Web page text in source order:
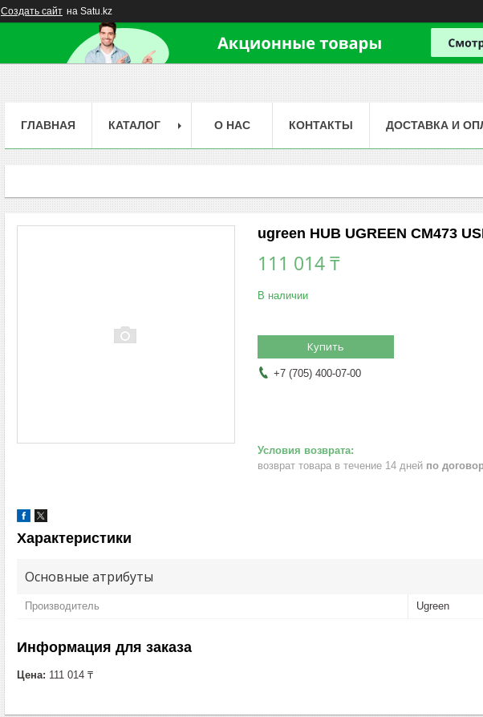
Создать сайт на Satu.kz
ГЛАВНАЯ КАТАЛОГ О НАС КОНТАКТЫ ДОСТАВКА И
ugreen HUB UGREEN CM473
111 014 ₸
В наличии
Купить
+7 (705) 400-07-00
возврат товара в течение 14 дней по
Характеристики
Основные атрибуты
Производитель Ugreen
Информация для заказа
Цена: 111 014 ₸